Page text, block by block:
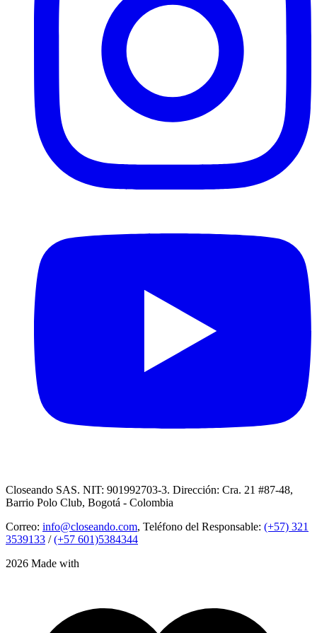
Closeando SAS. NIT: 901992703-3. Dirección: Cra. 21 #87-48,
Barrio Polo Club, Bogotá - Colombia
Correo: info@closeando.com, Teléfono del Responsable: (+57) 321
3539133 /(+57 601)5384344
2026 Made with